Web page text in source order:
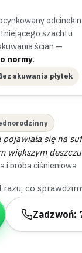
odcinek
szachtu
ścian —
normy.
skuwania płytek
się na
większym
i próbą ciśnieniową
w
W godzinę
co
Zadzwoń: